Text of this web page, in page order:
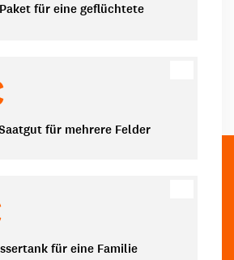
für eine geflüchtete
für mehrere Felder
für eine Familie